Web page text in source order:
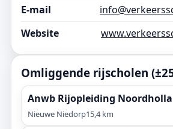
E-mail
Website
Omliggende rijscholen
Anwb Rijopleiding
Nieuwe Niedorp15,4 km